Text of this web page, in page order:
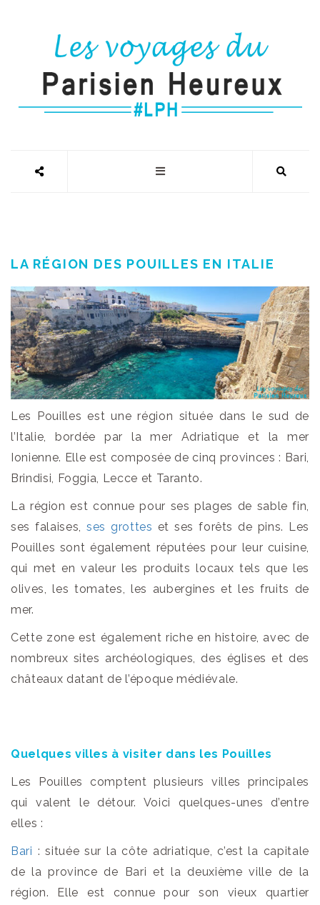
LA RÉGION DES POUILLES EN ITALIE
Les Pouilles est une région située dans le sud de
l’Italie, bordée par la mer Adriatique et la mer
Ionienne. Elle est composée de cinq provinces : Bari,
Brindisi, Foggia, Lecce et Taranto.
La région est connue pour ses plages de sable fin,
ses falaises,ses grottes et ses forêts de pins. Les
Pouilles sont également réputées pour leur cuisine,
qui met en valeur les produits locaux tels que les
olives, les tomates, les aubergines et les fruits de
mer.
Cette zone est également riche en histoire, avec de
nombreux sites archéologiques, des églises et des
châteaux datant de l’époque médiévale.
Quelques villes à visiter dans les Pouilles
Les Pouilles comptent plusieurs villes principales
qui valent le détour. Voici quelques-unes d’entre
elles :
Bari : située sur la côte adriatique, c’est la capitale
de la province de Bari et la deuxième ville de la
région. Elle est connue pour son vieux quartier